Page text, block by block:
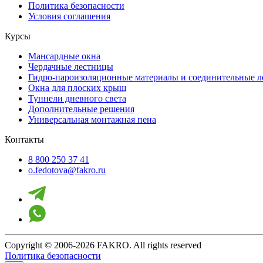
Политика безопасности
Условия соглашения
Курсы
Мансардные окна
Чердачные лестницы
Гидро-пароизоляционные материалы и соединительные
Окна для плоских крыш
Туннели дневного света
Дополнительные решения
Универсальная монтажная пена
Контакты
8 800 250 37 41
o.fedotova@fakro.ru
Copyright © 2006-2026 FAKRO. All rights reserved
Политика безопасности